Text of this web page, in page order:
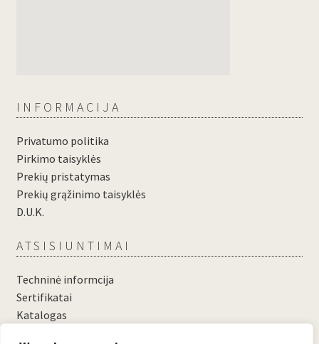
INFORMACIJA
Privatumo politika
Pirkimo taisyklės
Prekių pristatymas
Prekių grąžinimo taisyklės
D.U.K.
ATSISIUNTIMAI
Techninė informcija
Sertifikatai
Katalogas